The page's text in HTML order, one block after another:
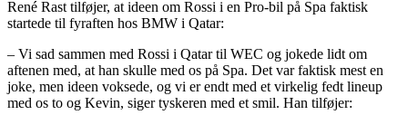
René Rast tilføjer, at ideen om Rossi i en Pro-bil på Spa faktisk
startede til fyraften hos BMW i Qatar:
– Vi sad sammen med Rossi i Qatar til WEC og jokede lidt om
aftenen med, at han skulle med os på Spa. Det var faktisk mest en
joke, men ideen voksede, og vi er endt med et virkelig fedt lineup
med os to og Kevin, siger tyskeren med et smil. Han tilføjer: